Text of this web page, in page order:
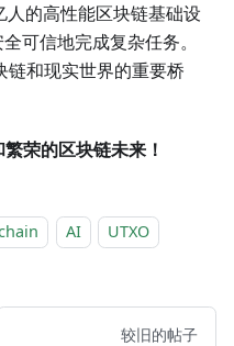
的高性能区块链基础设
可信地完成复杂任务。
和现实世界的重要桥
荣的区块链未来！
AI UTXO
较旧的帖子